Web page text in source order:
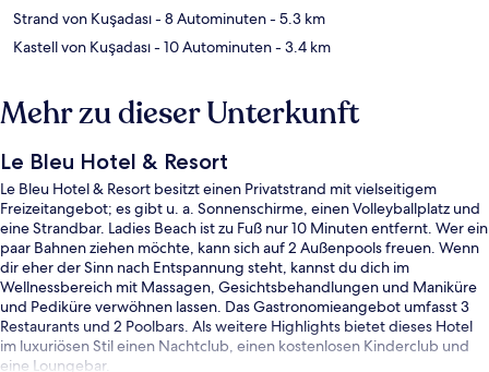
Strand von Kuşadası- 8 Autominuten- 5.3 km
Kastell von Kuşadası- 10 Autominuten- 3.4 km
Mehr zu dieser Unterkunft
Le Bleu Hotel & Resort
Le Bleu Hotel & Resort besitzt einen Privatstrand mit vielseitigem
Freizeitangebot; es gibt u. a. Sonnenschirme, einen Volleyballplatz und
eine Strandbar. Ladies Beach ist zu Fuß nur 10 Minuten entfernt. Wer ein
paar Bahnen ziehen möchte, kann sich auf 2 Außenpools freuen. Wenn
dir eher der Sinn nach Entspannung steht, kannst du dich im
Wellnessbereich mit Massagen, Gesichtsbehandlungen und Maniküre
und Pediküre verwöhnen lassen. Das Gastronomieangebot umfasst 3
Restaurants und 2 Poolbars. Als weitere Highlights bietet dieses Hotel
im luxuriösen Stil einen Nachtclub, einen kostenlosen Kinderclub und
eine Loungebar.